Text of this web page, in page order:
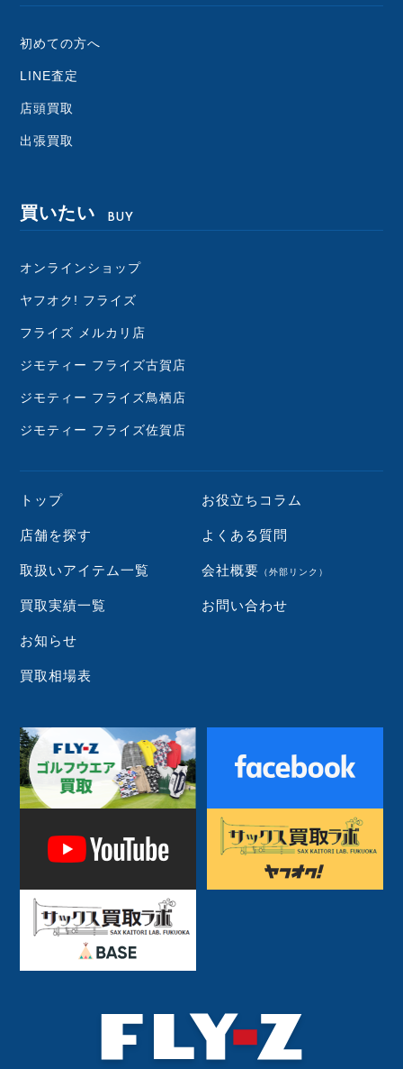
初めての方へ
LINE査定
店頭買取
出張買取
買いたい BUY
オンラインショップ
ヤフオク! フライズ
フライズ メルカリ店
ジモティー フライズ古賀店
ジモティー フライズ鳥栖店
ジモティー フライズ佐賀店
トップ
店舗を探す
取扱いアイテム一覧
買取実績一覧
お知らせ
買取相場表
お役立ちコラム
よくある質問
会社概要 （外部リンク）
お問い合わせ